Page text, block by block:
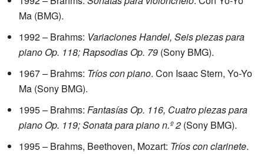
Ma (BMG).
1992 – Brahms: Variaciones Handel, Seis piezas para
piano Op. 118; Rapsodias Op. 79 (Sony BMG).
1967 – Brahms: Tríos con piano. Con Isaac Stern, Yo-Yo
Ma (Sony BMG).
1995 – Brahms: Fantasías Op. 116, Cuatro piezas para
piano Op. 119; Sonata para piano n.º 2 (Sony BMG).
1995 – Brahms, Beethoven, Mozart: Tríos con clarinete.